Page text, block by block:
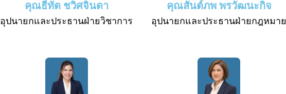
คุณธีทัต ชวิศจินดา
อุปนายกและประธานฝ่ายวิชาการ
คุณสันต์ภพ พรวัฒนะกิจ
อุปนายกและประธานฝ่ายกฎหมาย